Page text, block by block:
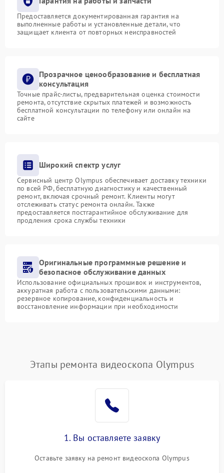
Предоставляется документированная гарантия на
выполненные работы и установленные детали, что
защищает клиента от повторных неисправностей
Прозрачное ценообразование и бесплатная
консультация
Точные прайс-листы, предварительная оценка стоимости
ремонта, отсутствие скрытых платежей и возможность
бесплатной консультации по телефону или онлайн на
сайте
Широкий спектр услуг
Сервисный центр Olympus обеспечивает доставку техники
по всей РФ, бесплатную диагностику и качественный
ремонт, включая срочный ремонт. Клиенты могут
отслеживать статус ремонта онлайн. Также
предоставляется постгарантийное обслуживание для
продления срока службы техники
Оригинальные программные решение и
безопасное обслуживание данных
Использование официальных прошивок и инструментов,
аккуратная работа с пользовательскими данными:
резервное копирование, конфиденциальность и
восстановление информации при необходимости
Этапы ремонта видеоскопа Olympus
1. Вы оставляете заявку
Оставьте заявку на ремонт видеоскопа Olympus